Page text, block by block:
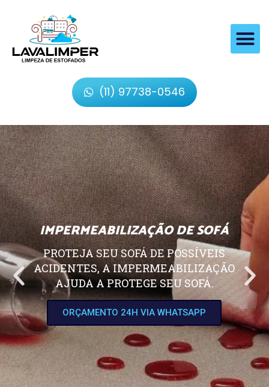
(11) 97738-0546
IMPERMEABILIZAÇÃO DE SOFÁ
PROTEJA SEU SOFÁ DE POSSÍVEIS
ACIDENTES, A IMPERMEABILIZAÇÃO
AJUDA A PROTEGE SEU SOFÁ.
ORÇAMENTO 24H VIA WHATSAPP